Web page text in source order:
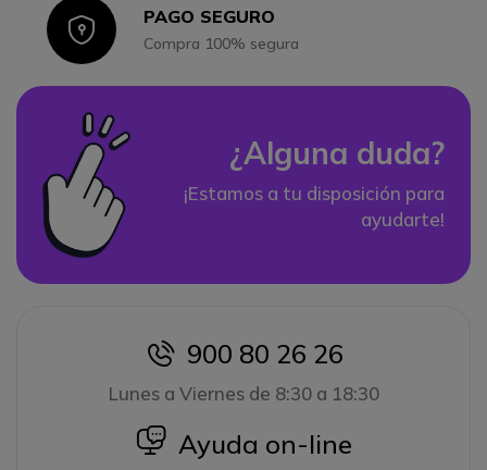
IconPAGO SEGURO
Compra 100% segura
¿Alguna duda?
¡Estamos a tu disposición para
ayudarte!
icon
900 80 26 26
Lunes a Viernes de 8:30 a 18:30
icon
Ayuda on-line